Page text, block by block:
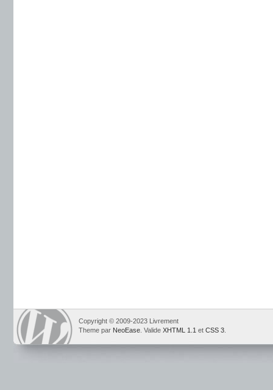
Copyright © 2009-2023 Livrement
Theme par NeoEase . Valide XHTML 1.1 et CSS 3